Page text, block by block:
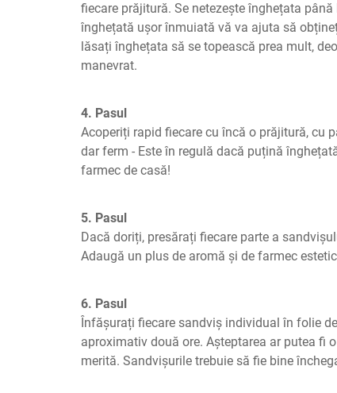
fiecare prăjitură. Se netezește înghețata
înghețată ușor înmuiată vă va ajuta să
lăsați înghețata să se topească prea mult,
manevrat.
4. Pasul
Acoperiți rapid fiecare cu încă o prăjitură, cu
dar ferm - Este în regulă dacă puțină
farmec de casă!
5. Pasul
Dacă doriți, presărați fiecare parte a
Adaugă un plus de aromă și de farmec
6. Pasul
Înfășurați fiecare sandviș individual în folie
aproximativ două ore. Așteptarea ar putea fi
merită. Sandvișurile trebuie să fie bine